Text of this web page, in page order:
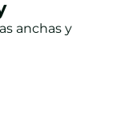
anchas y